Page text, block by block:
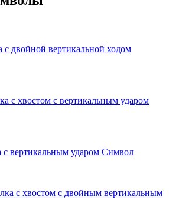
с двойной вертикальной ходом
с хвостом с вертикальным ударом
с вертикальным ударом Символ
с хвостом с двойным вертикальным